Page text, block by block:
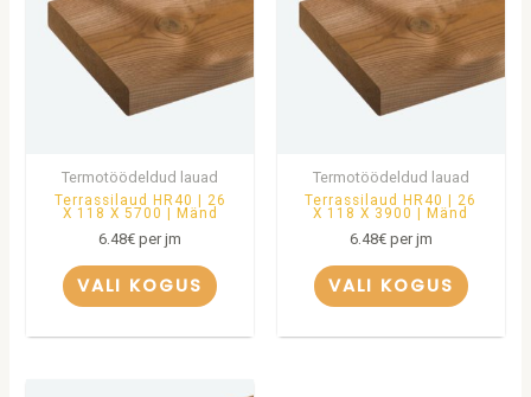
Termotöödeldud lauad
Terrassilaud HR40 | 26
X 118 X 5700 | Mänd
6.48€ per jm
VALI KOGUS
Termotöödeldud lauad
Terrassilaud HR40 | 26
X 118 X 3900 | Mänd
6.48€per jm
VALI KOGUS